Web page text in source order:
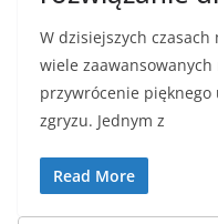
W dzisiejszych
wiele
przywrócenie
zgryzu. Jednym z
Read More